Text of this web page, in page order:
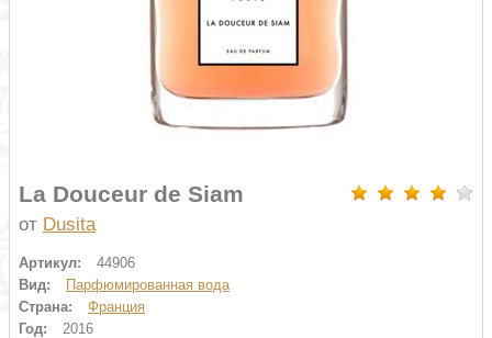
La Douceur de Siam
от Dusita
Артикул:
44906
Вид:
Парфюмированная вода
Страна:
Франция
Год:
2016